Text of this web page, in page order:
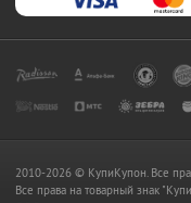
2010-2026 © КупиКупон. Все
Все права на товарный знак